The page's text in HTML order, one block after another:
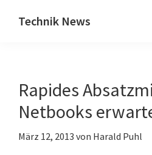
Inhalt
Seitenspalte
Technik News
IT,
Mobilfunk
Internet
Rapides
Netbooks
März 12, 2013 von Harald Puhl